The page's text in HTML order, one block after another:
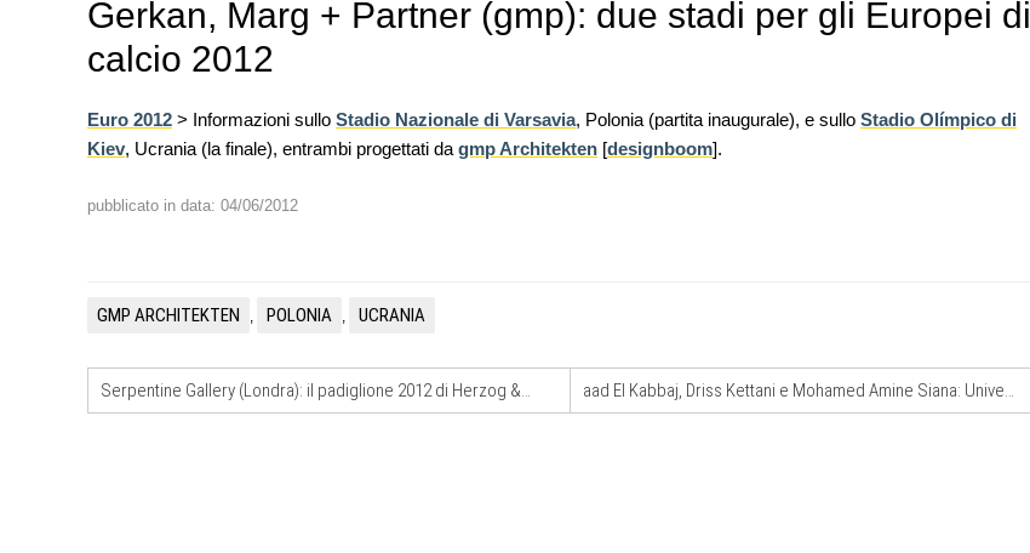
Gerkan, Marg + Partner (gmp): due stadi per gli Europei di
calcio 2012
Euro 2012 > Informazioni sullo Stadio Nazionale di Varsavia, Polonia (partita inaugurale), e sullo Stadio Olímpico di
Kiev, Ucrania (la finale), entrambi progettati da gmp Architekten [designboom].
pubblicato in data: 04/06/2012
GMP ARCHITEKTEN , POLONIA , UCRANIA
aad El Kabbaj, Driss Kettani e Mohamed Amine Siana: Università di Taroudant (Marocco)
Serpentine Gallery (Londra): il padiglione 2012 di Herzog & de Meuron + Ai Weiwei
L'obbligo di aggiornamento del Psc non
09
CONCORSI
Un masterplan per il futuro di Lariofiere,
CONCORSI
Il quartiere del futuro a Sydney per